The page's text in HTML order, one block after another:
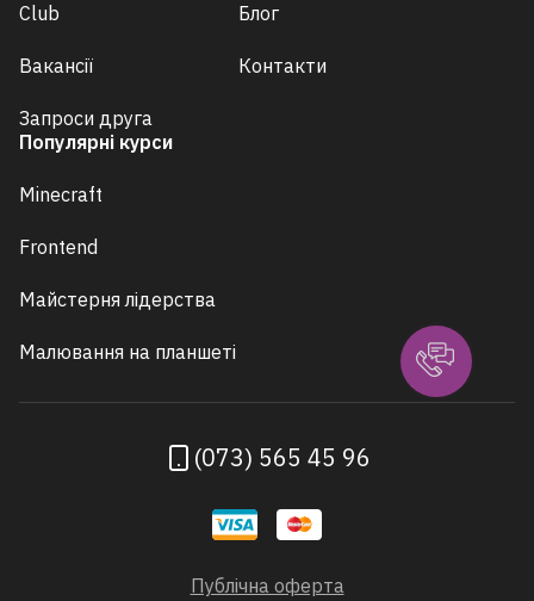
Club
Вакансії
Запроси друга
Блог
Контакти
Популярні курси
Minecraft
Frontend
Майстерня лідерства
Малювання на планшеті
(073) 565 45 96
Публічна оферта